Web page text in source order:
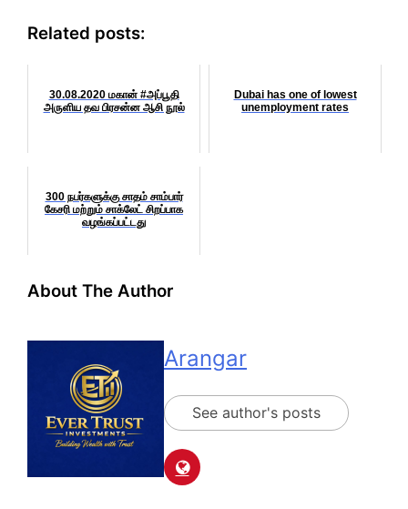
Related posts:
30.08.2020 மகான் #அப்பூதி
அருளிய தவ பிரசன்ன ஆசி நூல்
Dubai has one of lowest
unemployment rates
300 நபர்களுக்கு சாதம் சாம்பார்
கேசரி மற்றும் சாக்லேட் சிறப்பாக
வழங்கப்பட்டது
About The Author
Arangar
See author's posts